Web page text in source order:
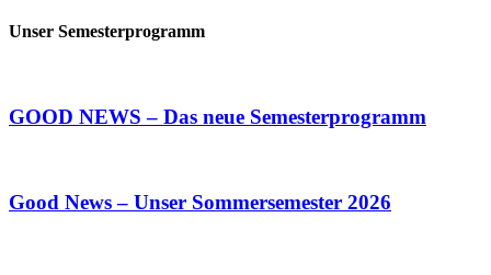
Unser Semester­programm
GOOD NEWS – Das neue Semesterprogramm
Good News – Unser Sommersemester 2026